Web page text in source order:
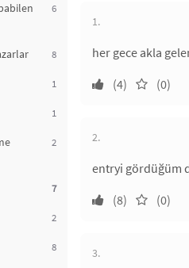
6
8
1
1
2
7
2
8
1.
her gece akla
(4)
(0)
2.
entryi gördüğüm
(8)
(0)
3.